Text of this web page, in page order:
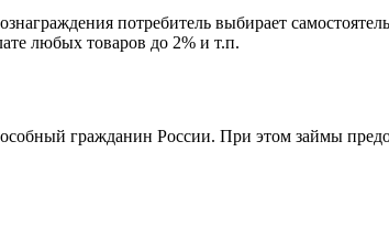
потребитель выбирает
любых товаров до 2% и т.п.
гражданин России. При этом займы